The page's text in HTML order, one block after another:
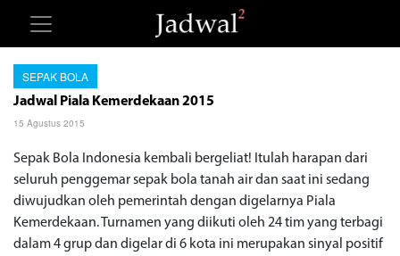
SEPAK BOLA
Jadwal Piala Kemerdekaan 2015
15 Agustus 2015
Sepak Bola Indonesia kembali bergeliat! Itulah harapan dari
seluruh penggemar sepak bola tanah air dan saat ini sedang
diwujudkan oleh pemerintah dengan digelarnya Piala
Kemerdekaan. Turnamen yang diikuti oleh 24 tim yang terbagi
dalam 4 grup dan digelar di 6 kota ini merupakan sinyal positif